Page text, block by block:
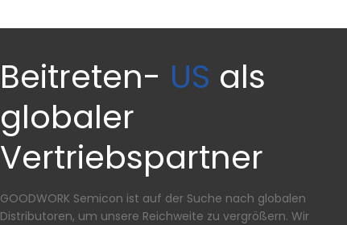
Beitreten- US als
globaler
Vertriebspartner
GOODWORK Semicon ist auf der Suche nach globalen
Distributoren, um unsere Reichweite zu vergrößern. Wir